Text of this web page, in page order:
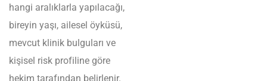
hangi aralıklarla yapılacağı,
bireyin yaşı, ailesel öyküsü,
mevcut klinik bulguları ve
kişisel risk profiline göre
hekim tarafından belirlenir.